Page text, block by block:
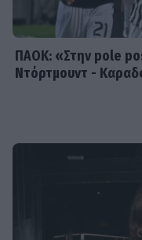
ΠΑΟΚ: «Στην pole
Ντόρτμουντ -